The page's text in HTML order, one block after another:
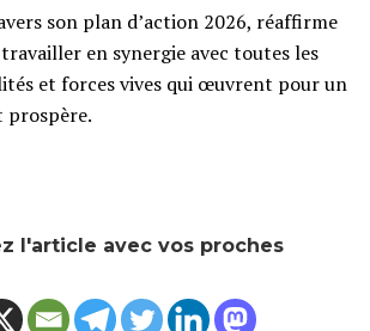
son plan d’action 2026, réaffirme
en synergie avec toutes les
et forces vives qui œuvrent pour un
l'article avec vos proches